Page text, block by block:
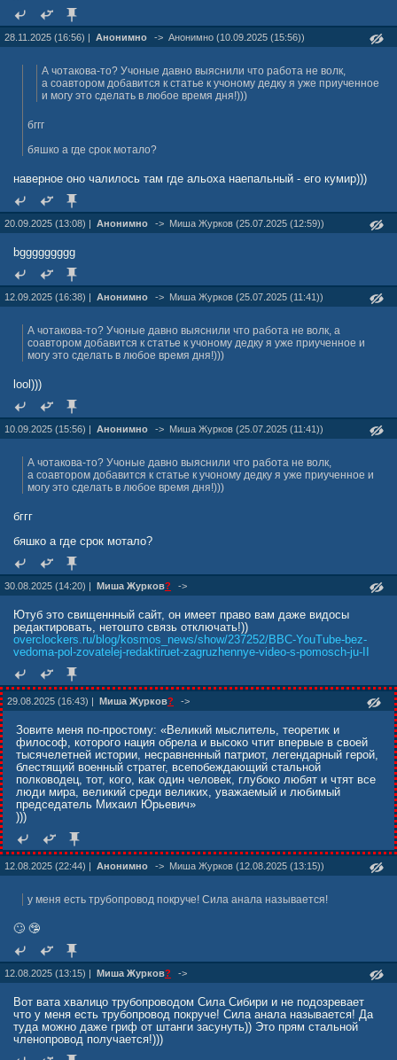
28.11.2025 (16:56) | Анонимно -> Анонимно (10.09.2025 (15:56))
А чотакова-то? Учоные давно выяснили что работа не волк,
а соавтором добавится к статье к учоному дедку я уже приученное
и могу это сделать в любое время дня!)))
бггг
бяшко а где срок мотало?
наверное оно чалилось там где альоха наепальный - его кумир)))
20.09.2025 (13:08) | Анонимно -> Миша Журкoв (25.07.2025 (12:59))
bggggggggg
12.09.2025 (16:38) | Анонимно -> Миша Журкoв (25.07.2025 (11:41))
А чотакова-то? Учоные давно выяснили что работа не волк, а
соавтором добавится к статье к учоному дедку я уже приученное и
могу это сделать в любое время дня!)))
lool)))
10.09.2025 (15:56) | Анонимно -> Миша Журкoв (25.07.2025 (11:41))
А чотакова-то? Учоные давно выяснили что работа не волк,
а соавтором добавится к статье к учоному дедку я уже приученное и
могу это сделать в любое время дня!)))
бггг
бяшко а где срок мотало?
30.08.2025 (14:20) | Миша Журкoв? ->
Ютуб это свищеннный сайт, он имеет право вам даже видосы
редактировать, нетошто связь отключать!))
overclockers.ru/blog/kosmos_news/show/237252/BBC-YouTube-bez-
vedoma-pol-zovatelej-redaktiruet-zagruzhennye-video-s-pomosch-ju-II
29.08.2025 (16:43) | Mиша Журков? ->
Зовите меня по-простому: «Великий мыслитель, теоретик и
философ, которого нация обрела и высоко чтит впервые в своей
тысячелетней истории, несравненный патриот, легендарный герой,
блестящий военный стратег, всепобеждающий стальной
полководец, тот, кого, как один человек, глубоко любят и чтят все
люди мира, великий среди великих, уважаемый и любимый
председатель Михаил Юрьевич»
)))
12.08.2025 (22:44) | Анонимно -> Миша Жуpков (12.08.2025 (13:15))
у меня есть трубопровод покруче! Сила анала называется!
🙄 🤥
12.08.2025 (13:15) | Миша Жуpков? ->
Вот вата хвалицо трубопроводом Сила Сибири и не подозревает
что у меня есть трубопровод покруче! Сила анала называется! Да
туда можно даже гриф от штанги засунуть)) Это прям стальной
членопровод получается!)))